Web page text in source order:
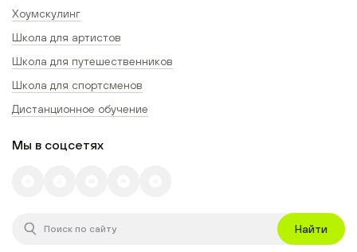
Хоумскулинг
Школа для артистов
Школа для путешественников
Школа для спортсменов
Дистанционное обучение
Мы в соцсетях
Найти